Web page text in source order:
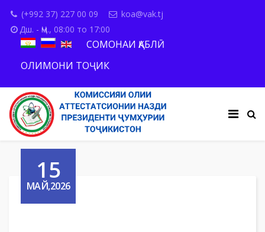
(+992 37) 227 00 09
koa@vak.tj
Дш. - Ҷм., 08:00 то 17:00
СОМОНАИ ҚАБЛӢ
ОЛИМОНИ ТОҶИК
15
МАЙ,2026